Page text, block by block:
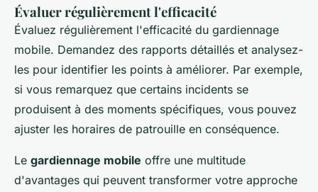
Évaluer régulièrement l'efficacité
Évaluez régulièrement l'efficacité du gardiennage
mobile. Demandez des rapports détaillés et analysez-
les pour identifier les points à améliorer. Par exemple,
si vous remarquez que certains incidents se
produisent à des moments spécifiques, vous pouvez
ajuster les horaires de patrouille en conséquence.
Le gardiennage mobile offre une multitude
d'avantages qui peuvent transformer votre approche